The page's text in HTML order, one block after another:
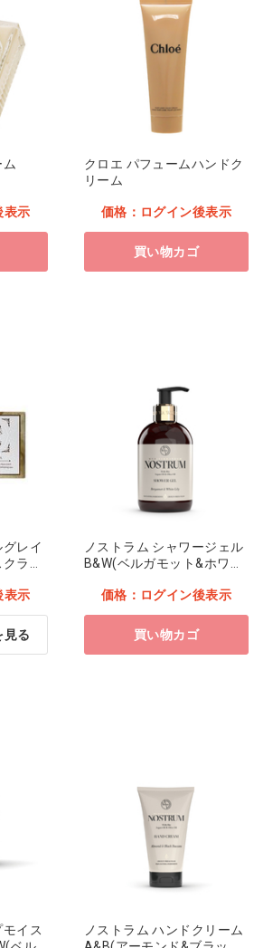
表示
クロエ パフュームハンドク
リーム
価格：ログイン後表示
買い物カゴ
レイ
ラ
表示
見る
ノストラム シャワージェル
B&W(ベルガモット&ホワイ
価格：ログイン後表示
買い物カゴ
イス
ノストラム ハンドクリーム